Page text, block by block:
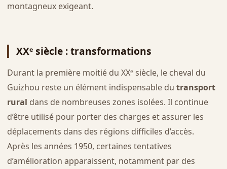
montagneux exigeant.
XXᵉ siècle : transformations
Durant la première moitié du XXᵉ siècle, le cheval du
Guizhou reste un élément indispensable du transport
rural dans de nombreuses zones isolées. Il continue
d’être utilisé pour porter des charges et assurer les
déplacements dans des régions difficiles d’accès.
Après les années 1950, certaines tentatives
d’amélioration apparaissent, notamment par des